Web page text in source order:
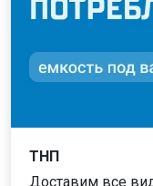
ТНП
Доставим все